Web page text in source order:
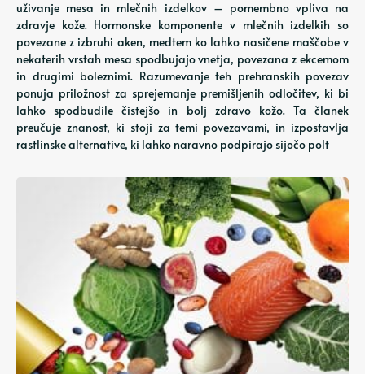
uživanje mesa in mlečnih izdelkov – pomembno vpliva na
zdravje kože. Hormonske komponente v mlečnih izdelkih so
povezane z izbruhi aken, medtem ko lahko nasičene maščobe v
nekaterih vrstah mesa spodbujajo vnetja, povezana z ekcemom
in drugimi boleznimi. Razumevanje teh prehranskih povezav
ponuja priložnost za sprejemanje premišljenih odločitev, ki bi
lahko spodbudile čistejšo in bolj zdravo kožo. Ta članek
preučuje znanost, ki stoji za temi povezavami, in izpostavlja
rastlinske alternative, ki lahko naravno podpirajo sijočo polt